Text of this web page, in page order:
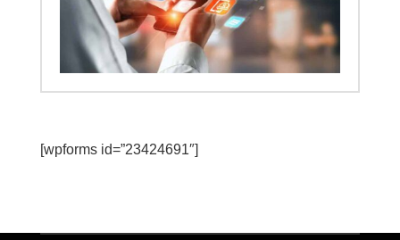
[wpforms id=”23424691″]